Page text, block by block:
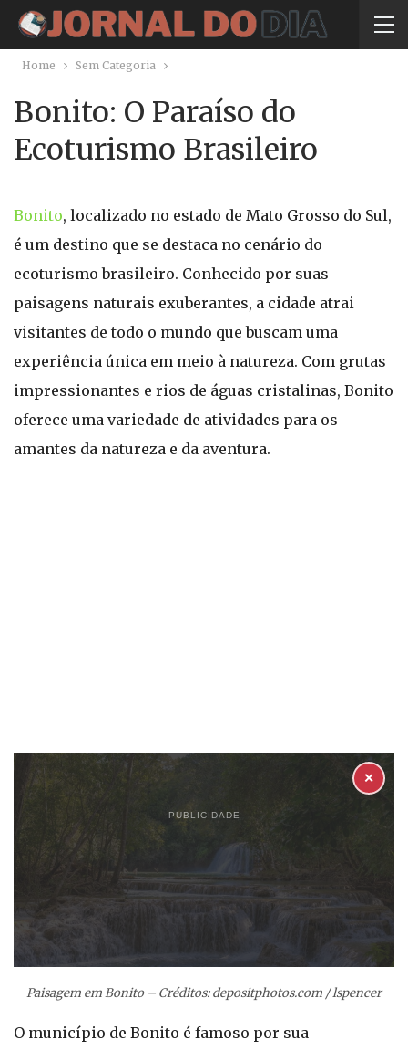
Home Sem Categoria
Bonito: O Paraíso do
Ecoturismo Brasileiro
Bonito, localizado no estado de Mato Grosso do Sul,
é um destino que se destaca no cenário do
ecoturismo brasileiro. Conhecido por suas
paisagens naturais exuberantes, a cidade atrai
visitantes de todo o mundo que buscam uma
experiência única em meio à natureza. Com grutas
impressionantes e rios de águas cristalinas, Bonito
oferece uma variedade de atividades para os
amantes da natureza e da aventura.
PUBLICIDADE
✕
Paisagem em Bonito – Créditos: depositphotos.com / lspencer
O município de Bonito é famoso por sua